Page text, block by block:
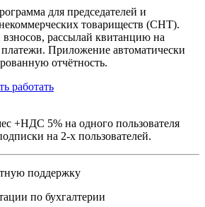
для председателей и
товариществ (СНТ).
взносов, рассылай квитанцию на
Приложение автоматически
отчётность.
работать
+НДС 5% на одного пользователя
на 2-х пользователей.
поддержку
по бухгалтерии